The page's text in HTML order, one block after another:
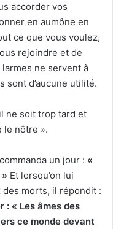
accorder vos
en aumône en
ce que vous voulez,
rejoindre et de
ne servent à
sont d’aucune utilité.
ne soit trop tard et
le nôtre ».
un jour : «
Et lorsqu’on lui
des morts, il répondit :
: « Les âmes des
ce monde devant